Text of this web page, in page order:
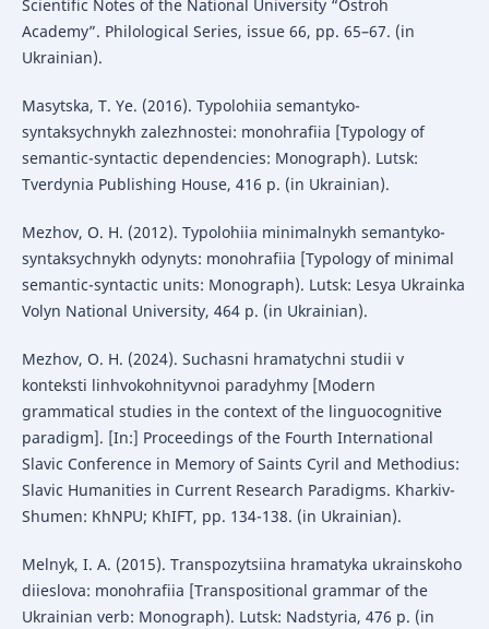
Scientific Notes of the National University “Ostroh
Academy”. Philological Series, issue 66, pp. 65–67. (in
Ukrainian).
Masytska, T. Ye. (2016). Typolohiia semantyko-
syntaksychnykh zalezhnostei: monohrafiia [Typology of
semantic-syntactic dependencies: Monograph). Lutsk:
Tverdynia Publishing House, 416 p. (in Ukrainian).
Mezhov, O. H. (2012). Typolohiia minimalnykh semantyko-
syntaksychnykh odynyts: monohrafiia [Typology of minimal
semantic-syntactic units: Monograph). Lutsk: Lesya Ukrainka
Volyn National University, 464 p. (in Ukrainian).
Mezhov, O. H. (2024). Suchasni hramatychni studii v
konteksti linhvokohnityvnoi paradyhmy [Modern
grammatical studies in the context of the linguocognitive
paradigm]. [In:] Proceedings of the Fourth International
Slavic Conference in Memory of Saints Cyril and Methodius:
Slavic Humanities in Current Research Paradigms. Kharkiv-
Shumen: KhNPU; KhIFT, pp. 134-138. (in Ukrainian).
Melnyk, I. A. (2015). Transpozytsiina hramatyka ukrainskoho
diieslova: monohrafiia [Transpositional grammar of the
Ukrainian verb: Monograph). Lutsk: Nadstyria, 476 p. (in